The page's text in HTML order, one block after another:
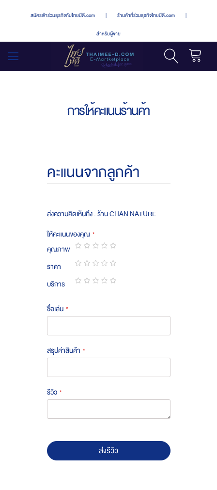
สมัครเข้าร่วมธุรกิจกับไทยมีดี.com | ร้านค้าที่ร่วมธุรกิจไทยมีดี.com |
สำหรับผู้ขาย
การให้คะแนนร้านค้า
คะแนนจากลูกค้า
ส่งความคิดเห็นถึง : ร้าน CHAN NATURE
ให้คะแนนของคุณ
คุณภาพ
1
star
2
stars
3
stars
4
stars
5
stars
ราคา
1
star
2
stars
3
stars
4
stars
5
stars
บริการ
ชื่อเล่น
สรุปค่าสินค้า
รีวิว
ส่งรีวิว